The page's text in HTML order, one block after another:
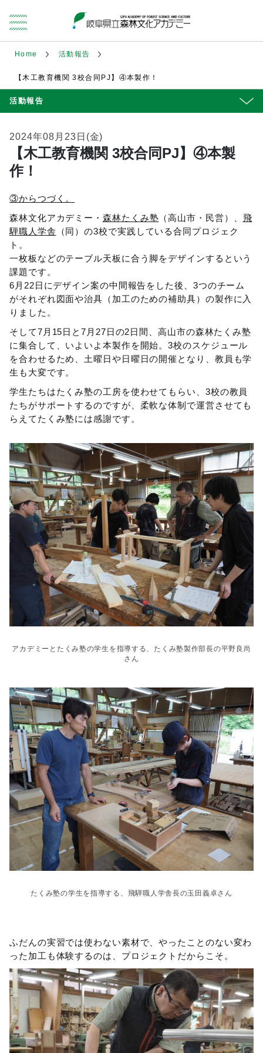
Home 活動報告
【木工教育機関 3校合同PJ】④本製作！
活動報告
2024年08月23日(金)
【木工教育機関 3校合同PJ】④本製
作！
③からつづく。
森林文化アカデミー・ 森林たくみ塾 （高山市・民営）、 飛
騨職人学舎 （同）の3校で実践している合同プロジェク
ト。
一枚板などのテーブル天板に合う脚をデザインするという
課題です。
6月22日にデザイン案の中間報告をした後、3つのチーム
がそれぞれ図面や治具（加工のための補助具）の製作に入
りました。
そして7月15日と7月27日の2日間、高山市の森林たくみ塾
に集合して、いよいよ本製作を開始。3校のスケジュール
を合わせるため、土曜日や日曜日の開催となり、教員も学
生も大変です。
学生たちはたくみ塾の工房を使わせてもらい、3校の教員
たちがサポートするのですが、柔軟な体制で運営させても
らえてたくみ塾には感謝です。
アカデミーとたくみ塾の学生を指導する、たくみ塾製作部長の平野良尚
さん
たくみ塾の学生を指導する、飛騨職人学舎長の玉田義卓さん
ふだんの実習では使わない素材で、やったことのない変わ
った加工も体験するのは、プロジェクトだからこそ。